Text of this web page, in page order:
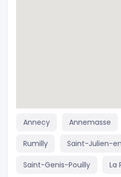
Annecy Annemasse
Rumilly Saint-Julien-
Saint-Genis-Pouilly La